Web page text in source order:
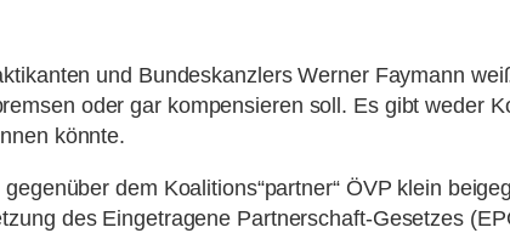
und Bundeskanzlers Werner Faymann
oder gar kompensieren soll. Es gibt weder
könnte.
dem Koalitions“partner“ ÖVP klein
des Eingetragene Partnerschaft-Gesetzes